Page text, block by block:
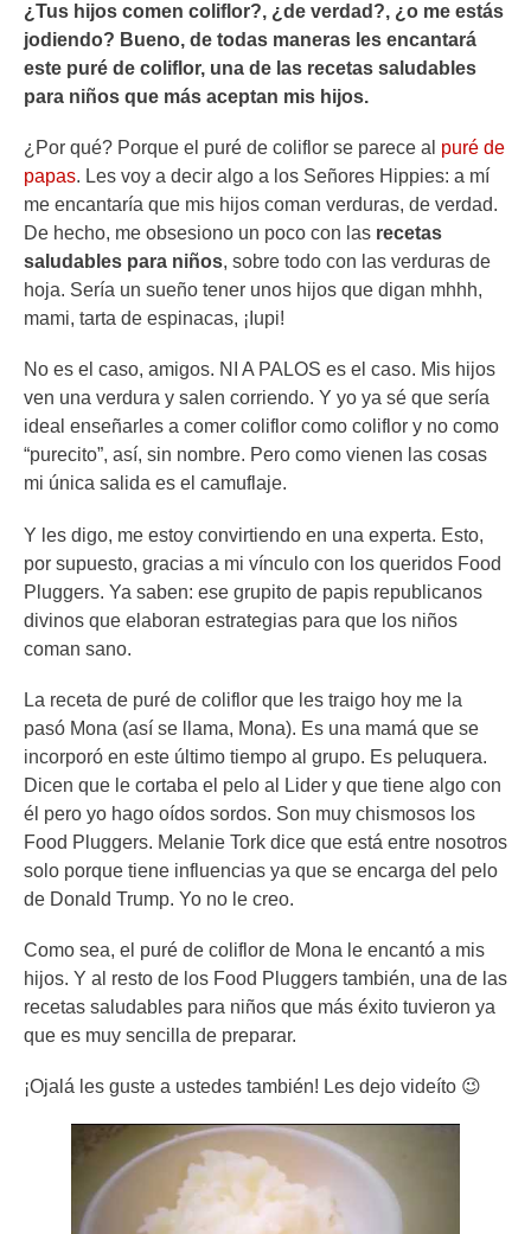
¿Tus hijos comen coliflor?, ¿de verdad?, ¿o me estás
jodiendo? Bueno, de todas maneras les encantará
este puré de coliflor, una de las recetas saludables
para niños que más aceptan mis hijos.
¿Por qué? Porque el puré de coliflor se parece al puré de
papas. Les voy a decir algo a los Señores Hippies: a mí
me encantaría que mis hijos coman verduras, de verdad.
De hecho, me obsesiono un poco con las recetas
saludables para niños, sobre todo con las verduras de
hoja. Sería un sueño tener unos hijos que digan mhhh,
mami, tarta de espinacas, ¡Iupi!
No es el caso, amigos. NI A PALOS es el caso. Mis hijos
ven una verdura y salen corriendo. Y yo ya sé que sería
ideal enseñarles a comer coliflor como coliflor y no como
“purecito”, así, sin nombre. Pero como vienen las cosas
mi única salida es el camuflaje.
Y les digo, me estoy convirtiendo en una experta. Esto,
por supuesto, gracias a mi vínculo con los queridos Food
Pluggers. Ya saben: ese grupito de papis republicanos
divinos que elaboran estrategias para que los niños
coman sano.
La receta de puré de coliflor que les traigo hoy me la
pasó Mona (así se llama, Mona). Es una mamá que se
incorporó en este último tiempo al grupo. Es peluquera.
Dicen que le cortaba el pelo al Lider y que tiene algo con
él pero yo hago oídos sordos. Son muy chismosos los
Food Pluggers. Melanie Tork dice que está entre nosotros
solo porque tiene influencias ya que se encarga del pelo
de Donald Trump. Yo no le creo.
Como sea, el puré de coliflor de Mona le encantó a mis
hijos. Y al resto de los Food Pluggers también, una de las
recetas saludables para niños que más éxito tuvieron ya
que es muy sencilla de preparar.
¡Ojalá les guste a ustedes también! Les dejo videíto 😉